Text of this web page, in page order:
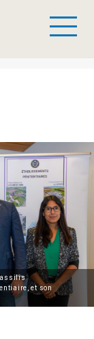
et son